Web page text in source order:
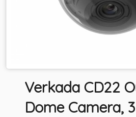
Verkada CD22
Dome Camera,